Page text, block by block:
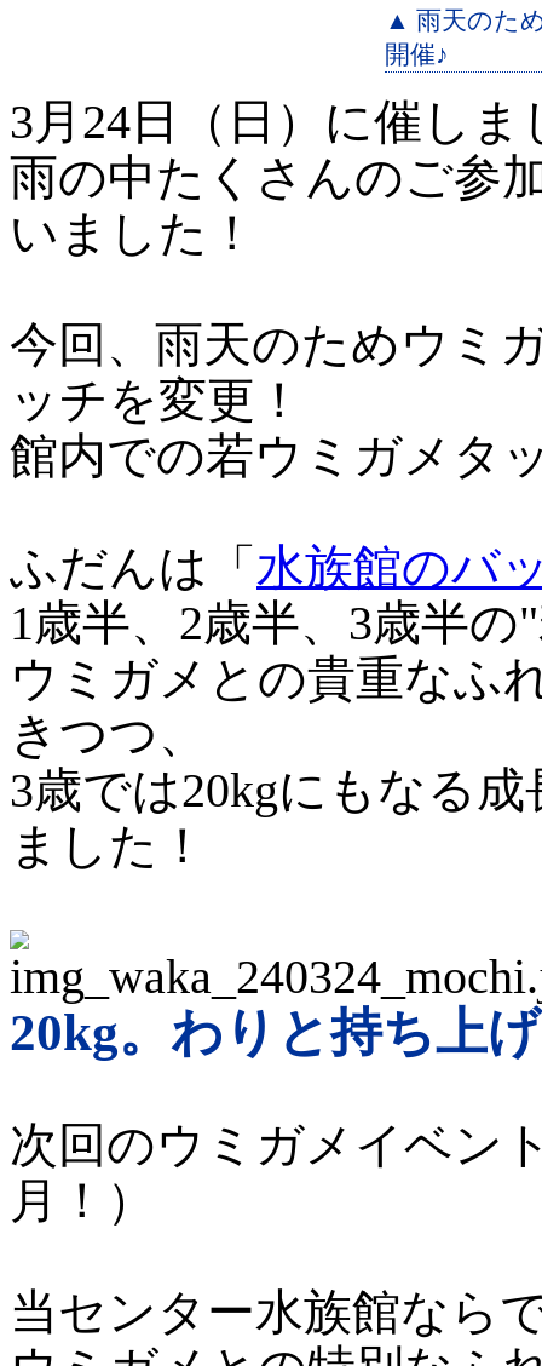
▲ 雨天のた
開催♪
3月24日（日）に催し
雨の中たくさんのご参
いました！
今回、雨天のためウミ
ッチを変更！
館内での若ウミガメタ
ふだんは「 水族館のバ
1歳半、2歳半、3歳半
ウミガメとの貴重なふ
きつつ、
3歳では20kgにもなる
ました！
20kg。わりと持ち上
次回のウミガメイベン
月！）
当センター水族館なら